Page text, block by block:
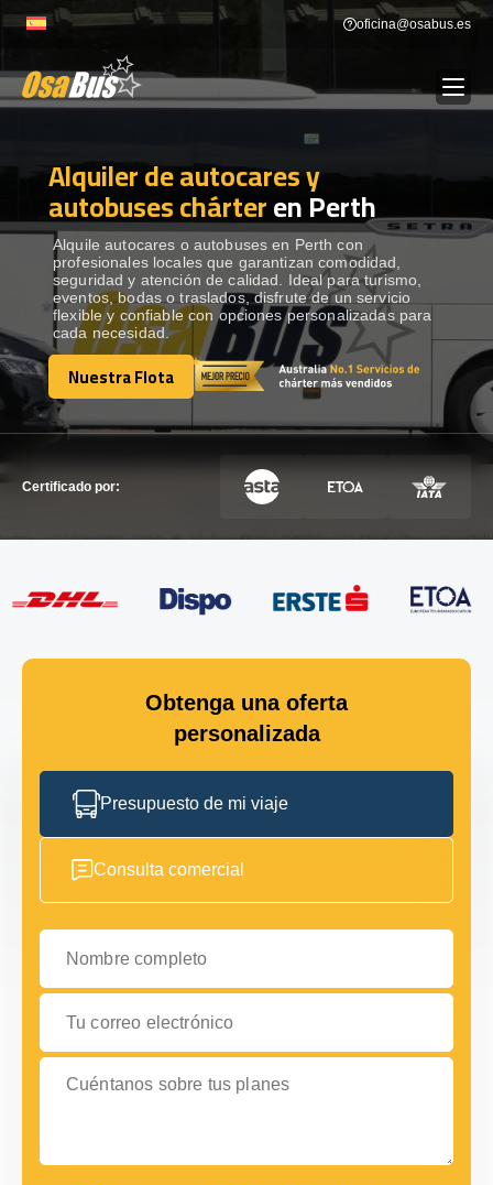
to
oficina@osabus.es
ALQUILER DE AUTOCARES
DESTINOS Show dropdown
RECORRIDAS Show dropdown
FLOTA
Alquiler de autocares y
autobuses chárteren Perth
Alquile autocares o autobuses en Perth con
profesionales locales que garantizan comodidad,
seguridad y atención de calidad. Ideal para turismo,
eventos, bodas o traslados, disfrute de un servicio
flexible y confiable con opciones personalizadas para
cada necesidad.
Nuestra Flota
Nuestra Flota
Certificado por:
Obtenga una oferta
personalizada
Presupuesto de mi viaje
Consulta comercial
Nombre completo
Tu correo electrónico
Cuéntanos sobre tus planes